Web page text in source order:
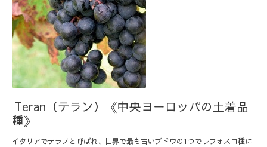
Teran（テラン）《中央ヨーロッパの土着品
種》
イタリアでテラノと呼ばれ、世界で最も古いブドウの1つでレフォスコ種に